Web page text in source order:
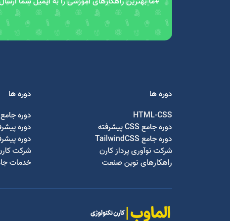
دوره ها
HTML-CSS
دوره جامع CSS پیشرفته
دوره جامع TailwindCSS
شرکت نوآوری پرداز کارن
راهکارهای نوین صنعت
دوره ها
دوره
دوره
دوره
شرکت
خدمات